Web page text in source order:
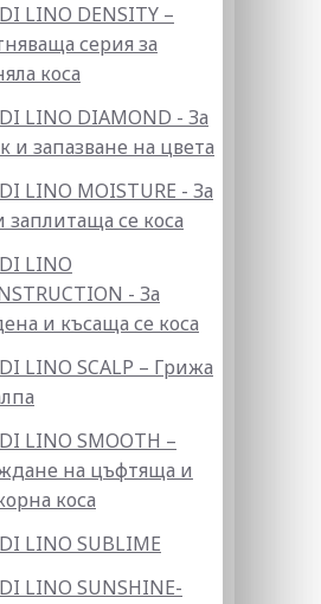
LINO DENSITY –
серия за
коса
LINO DIAMOND - За
и запазване на цвета
LINO MOISTURE - За
заплитаща се коса
LINO
- За
и късаща се коса
LINO SCALP – Грижа
LINO SMOOTH –
на цъфтяща и
коса
LINO SUBLIME
LINO SUNSHINE-